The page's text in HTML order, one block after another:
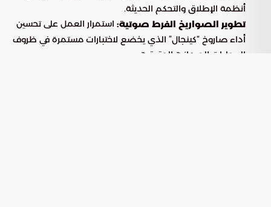
أنظمة الإطلاق والتحكم الحديثة.
تطوير الصواريخ الفرط صوتية: استمرار العمل على تحسين
أداء صاروخ “كينجال” الذي يخضع لاختبارات مستمرة في ظروف
العمليات الميدانية الحقيقية.